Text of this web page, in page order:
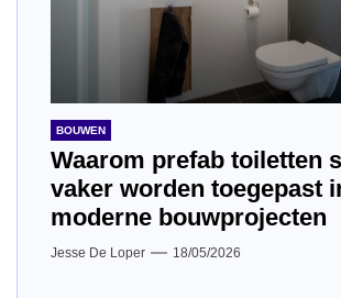
BOUWEN
Waarom prefab toiletten
vaker worden toegepast
moderne bouwprojecten
Jesse De Loper 18/05/2026